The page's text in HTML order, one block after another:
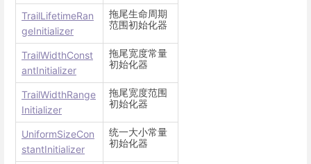
TrailLifetimeRan
geInitializer
拖尾生命周期
范围初始化器
TrailWidthConst
antInitializer
拖尾宽度常量
初始化器
TrailWidthRange
Initializer
拖尾宽度范围
初始化器
UniformSizeCon
stantInitializer
统一大小常量
初始化器